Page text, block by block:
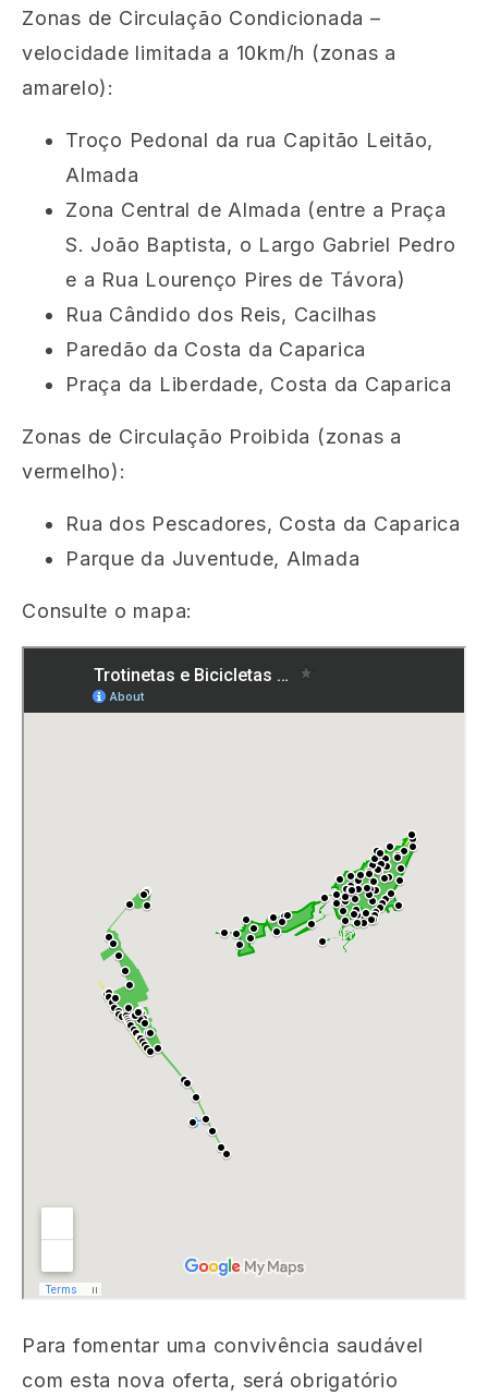
Zonas de Circulação Condicionada –
velocidade limitada a 10km/h (zonas a
amarelo):
Troço Pedonal da rua Capitão Leitão,
Almada
Zona Central de Almada (entre a Praça
S. João Baptista, o Largo Gabriel Pedro
e a Rua Lourenço Pires de Távora)
Rua Cândido dos Reis, Cacilhas
Paredão da Costa da Caparica
Praça da Liberdade, Costa da Caparica
Zonas de Circulação Proibida (zonas a
vermelho):
Rua dos Pescadores, Costa da Caparica
Parque da Juventude, Almada
Consulte o mapa:
Para fomentar uma convivência saudável
com esta nova oferta, será obrigatório